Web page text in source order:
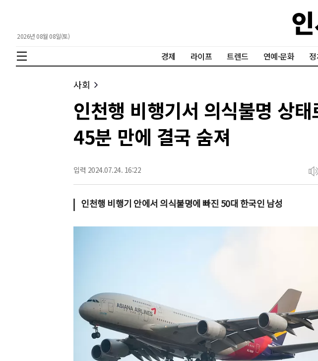
2026년 08월 08일(토)
경제 라이프 트렌드 연예·문화
사회
인천행 비행기서 의식불명 상
45분 만에 결국 숨져
입력 2024.07.24. 16:22
인천행 비행기 안에서 의식불명에 빠진 50대 한국인 남성